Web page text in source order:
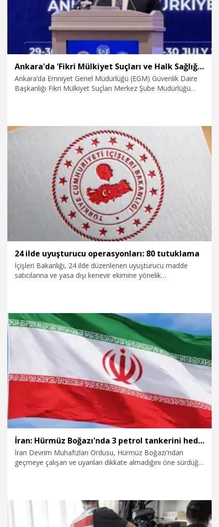
Ankara'da 'Fikri Mülkiyet Suçları ve Halk Sağlığı Çalıştayı'
Ankara’da Emniyet Genel Müdürlüğü (EGM) Güvenlik Daire
Başkanlığı Fikri Mülkiyet Suçları Merkez Şube Müdürlüğü
Gündem
24 ilde uyuşturucu operasyonları: 80 tutuklama
İçişleri Bakanlığı, 24 ilde düzenlenen uyuşturucu madde
satıcılarına ve yasa dışı kenevir ekimine yönelik
Gündem
İran: Hürmüz Boğazı'nda 3 petrol tankerini hedef aldık
İran Devrim Muhafızları Ordusu, Hürmüz Boğazı'ndan
geçmeye çalışan ve uyarıları dikkate almadığını öne sürdüğü